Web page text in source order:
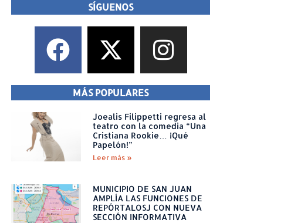
SÍGUENOS
MÁS POPULARES
Joealis Filippetti regresa al
teatro con la comedia “Una
Cristiana Rookie… ¡Qué
Papelón!”
Leer más »
MUNICIPIO DE SAN JUAN
AMPLÍA LAS FUNCIONES DE
REPÓRTALOSJ CON NUEVA
SECCIÓN INFORMATIVA